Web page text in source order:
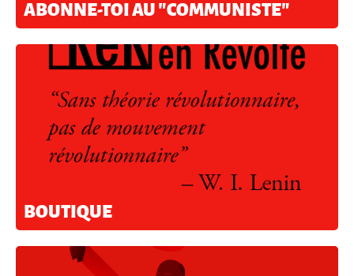
ABONNE-TOI AU "COMMUNISTE"
BOUTIQUE